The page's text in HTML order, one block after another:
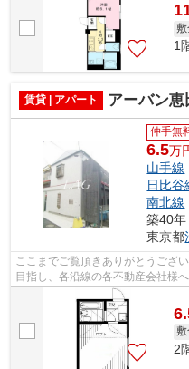
1
賃貸 | アパート アーバン恵
仲手無
6.5万
山手線
日比谷
南北線
築40年
東京都
ここまでご覧頂きありがとうござ
目指し、各沿線の各不動産会社様
様へ提供しております！最新の情報
2